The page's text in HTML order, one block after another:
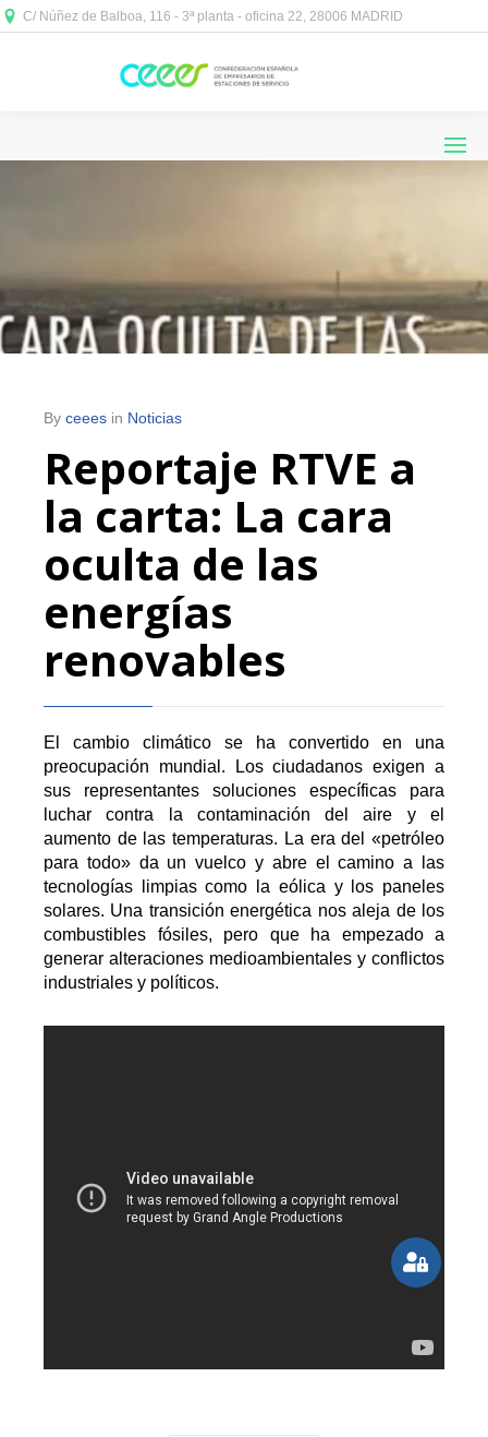
C/ Núñez de Balboa, 116 - 3ª planta - oficina 22, 28006 MADRID
By ceees in Noticias
Reportaje RTVE a
la carta: La cara
oculta de las
energías
renovables
El cambio climático se ha convertido en una
preocupación mundial. Los ciudadanos exigen a
sus representantes soluciones específicas para
luchar contra la contaminación del aire y el
aumento de las temperaturas. La era del «petróleo
para todo» da un vuelco y abre el camino a las
tecnologías limpias como la eólica y los paneles
solares. Una transición energética nos aleja de los
combustibles fósiles, pero que ha empezado a
generar alteraciones medioambientales y conflictos
industriales y políticos.